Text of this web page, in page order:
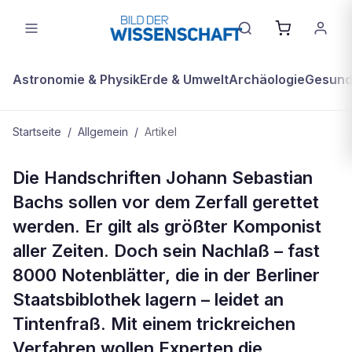
Astronomie & PhysikErde & UmweltArchäologie
Startseite / Allgemein / Artikel
Noten in Not
Die Handschriften Johann Sebastian
Bachs sollen vor dem Zerfall gerettet
werden. Er gilt als größter Komponist
aller Zeiten. Doch sein Nachlaß – fast
8000 Notenblätter, die in der Berliner
Staatsbiblothek lagern – leidet an
Tintenfraß. Mit einem trickreichen